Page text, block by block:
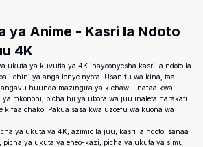
ya Anime - Kasri la Ndoto
4K
ukuta ya kuvutia ya 4K inayoonyesha kasri la ndoto la
chini ya anga lenye nyota. Usanifu wa kina, taa
huunda mazingira ya kichawi. Inafaa kwa
mkononi, picha hii ya ubora wa juu inaleta harakati
kifaa chako. Pakua sasa kwa uzoefu wa kuona wa
ya ukuta ya 4K, azimio la juu, kasri la ndoto, sanaa
picha ya ukuta ya eneo-kazi, picha ya ukuta ya simu